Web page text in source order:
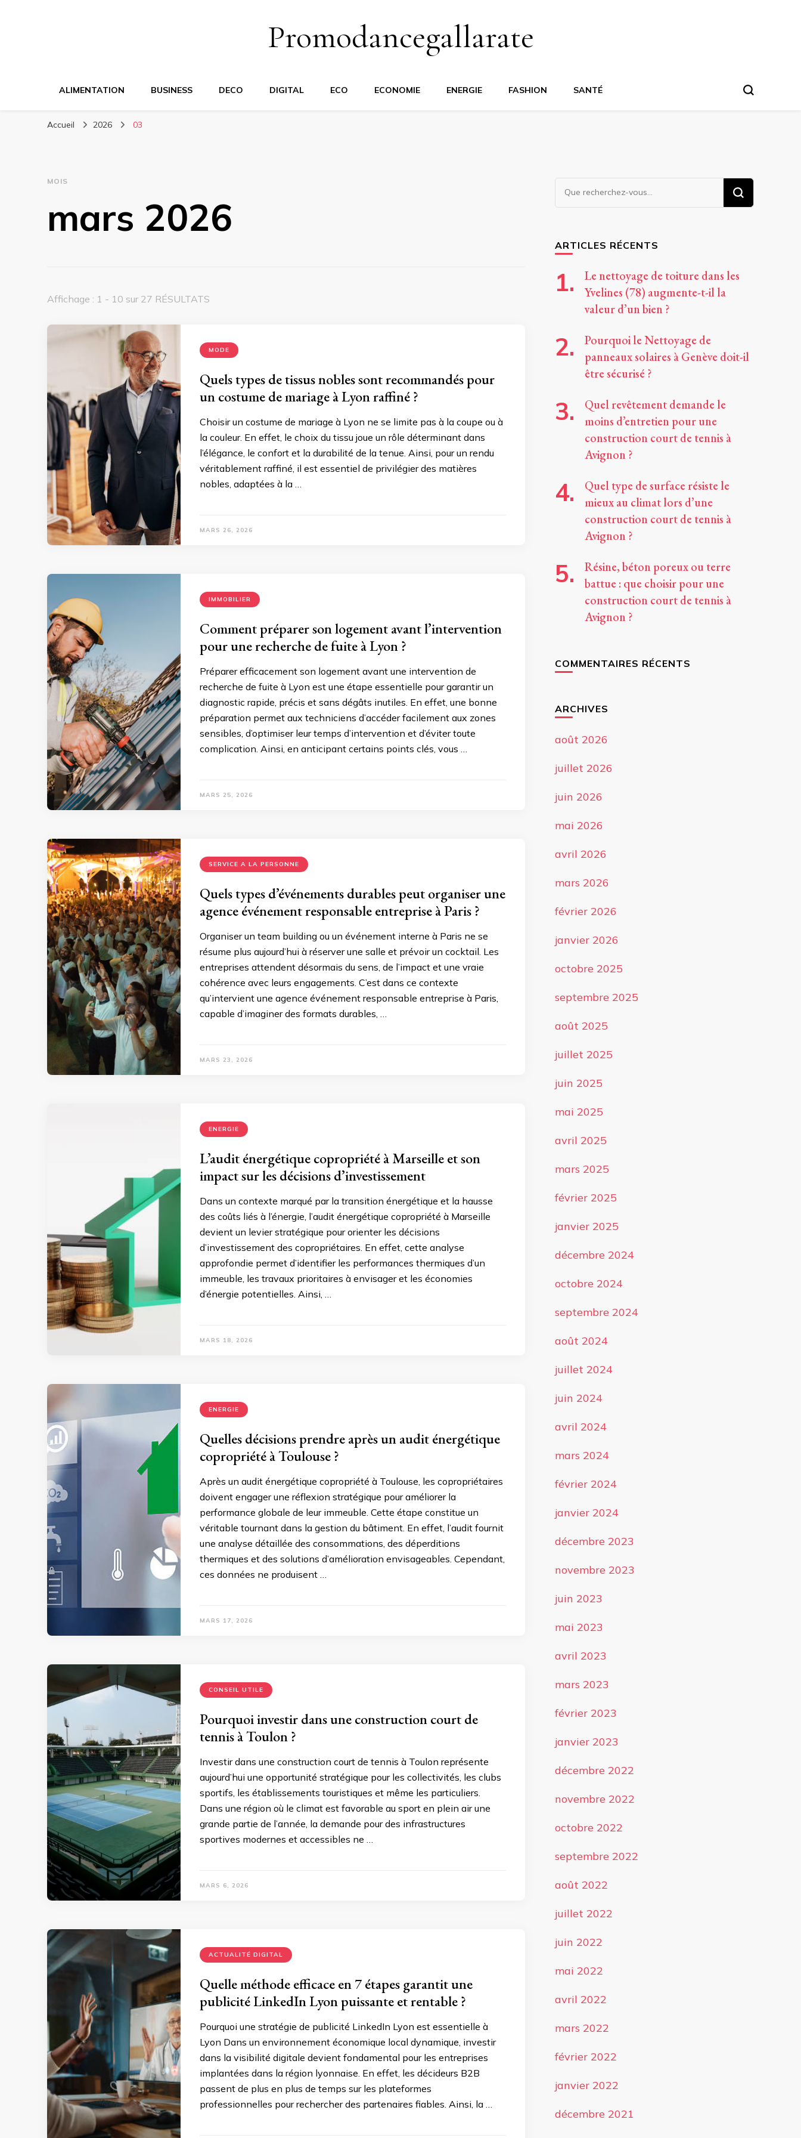
Promodancegallarate
ALIMENTATION BUSINESS DECO DIGITAL ECO ECONOMIE ENERGIE FASHION SANTÉ
Accueil 2026 03
MOIS
mars 2026
Affichage : 1 - 10 sur 27 RÉSULTATS
MODE
Quels types de tissus nobles sont recommandés pour
un costume de mariage à Lyon raffiné ?
Choisir un costume de mariage à Lyon ne se limite pas à la coupe ou à
la couleur. En effet, le choix du tissu joue un rôle déterminant dans
l’élégance, le confort et la durabilité de la tenue. Ainsi, pour un rendu
véritablement raffiné, il est essentiel de privilégier des matières
nobles, adaptées à la …
MARS 26, 2026
IMMOBILIER
Comment préparer son logement avant l’intervention
pour une recherche de fuite à Lyon ?
Préparer efficacement son logement avant une intervention de
recherche de fuite à Lyon est une étape essentielle pour garantir un
diagnostic rapide, précis et sans dégâts inutiles. En effet, une bonne
préparation permet aux techniciens d’accéder facilement aux zones
sensibles, d’optimiser leur temps d’intervention et d’éviter toute
complication. Ainsi, en anticipant certains points clés, vous …
MARS 25, 2026
SERVICE A LA PERSONNE
Quels types d’événements durables peut organiser une
agence événement responsable entreprise à Paris ?
Organiser un team building ou un événement interne à Paris ne se
résume plus aujourd’hui à réserver une salle et prévoir un cocktail. Les
entreprises attendent désormais du sens, de l’impact et une vraie
cohérence avec leurs engagements. C’est dans ce contexte
qu’intervient une agence événement responsable entreprise à Paris,
capable d’imaginer des formats durables, …
MARS 23, 2026
ENERGIE
L’audit énergétique copropriété à Marseille et son
impact sur les décisions d’investissement
Dans un contexte marqué par la transition énergétique et la hausse
des coûts liés à l’énergie, l’audit énergétique copropriété à Marseille
devient un levier stratégique pour orienter les décisions
d’investissement des copropriétaires. En effet, cette analyse
approfondie permet d’identifier les performances thermiques d’un
immeuble, les travaux prioritaires à envisager et les économies
d’énergie potentielles. Ainsi, …
MARS 18, 2026
ENERGIE
Quelles décisions prendre après un audit énergétique
copropriété à Toulouse ?
Après un audit énergétique copropriété à Toulouse, les copropriétaires
doivent engager une réflexion stratégique pour améliorer la
performance globale de leur immeuble. Cette étape constitue un
véritable tournant dans la gestion du bâtiment. En effet, l’audit fournit
une analyse détaillée des consommations, des déperditions
thermiques et des solutions d’amélioration envisageables. Cependant,
ces données ne produisent …
MARS 17, 2026
CONSEIL UTILE
Pourquoi investir dans une construction court de
tennis à Toulon ?
Investir dans une construction court de tennis à Toulon représente
aujourd’hui une opportunité stratégique pour les collectivités, les clubs
sportifs, les établissements touristiques et même les particuliers.
Dans une région où le climat est favorable au sport en plein air une
grande partie de l’année, la demande pour des infrastructures
sportives modernes et accessibles ne …
MARS 6, 2026
ACTUALITÉ DIGITAL
Quelle méthode efficace en 7 étapes garantit une
publicité LinkedIn Lyon puissante et rentable ?
Pourquoi une stratégie de publicité LinkedIn Lyon est essentielle à
Lyon Dans un environnement économique local dynamique, investir
dans la visibilité digitale devient fondamental pour les entreprises
implantées dans la région lyonnaise. En effet, les décideurs B2B
passent de plus en plus de temps sur les plateformes
professionnelles pour rechercher des partenaires fiables. Ainsi, la …
Vous
recherchiez
ARTICLES RÉCENTS
Le nettoyage de toiture dans les
Yvelines (78) augmente-t-il la
valeur d’un bien ?
Pourquoi le Nettoyage de
panneaux solaires à Genève doit-il
être sécurisé ?
Quel revêtement demande le
moins d’entretien pour une
construction court de tennis à
Avignon ?
Quel type de surface résiste le
mieux au climat lors d’une
construction court de tennis à
Avignon ?
Résine, béton poreux ou terre
battue : que choisir pour une
construction court de tennis à
Avignon ?
COMMENTAIRES RÉCENTS
ARCHIVES
août 2026
juillet 2026
juin 2026
mai 2026
avril 2026
mars 2026
février 2026
janvier 2026
octobre 2025
septembre 2025
août 2025
juillet 2025
juin 2025
mai 2025
avril 2025
mars 2025
février 2025
janvier 2025
décembre 2024
octobre 2024
septembre 2024
août 2024
juillet 2024
juin 2024
avril 2024
mars 2024
février 2024
janvier 2024
décembre 2023
novembre 2023
juin 2023
mai 2023
avril 2023
mars 2023
février 2023
janvier 2023
décembre 2022
novembre 2022
octobre 2022
septembre 2022
août 2022
juillet 2022
juin 2022
mai 2022
avril 2022
mars 2022
février 2022
janvier 2022
décembre 2021